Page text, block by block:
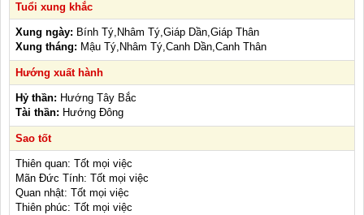
Tuổi xung khắc
Xung ngày: Bính Tý,Nhâm Tý,Giáp Dần,Giáp Thân
Xung tháng: Mậu Tý,Nhâm Tý,Canh Dần,Canh Thân
Hướng xuất hành
Hỷ thần: Hướng Tây Bắc
Tài thần: Hướng Đông
Sao tốt
Thiên quan: Tốt mọi việc
Mãn Đức Tính: Tốt mọi việc
Quan nhật: Tốt mọi việc
Thiên phúc: Tốt mọi việc